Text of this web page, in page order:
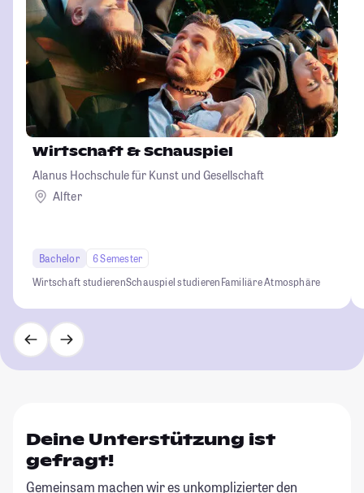
Wirtschaft & Schauspiel
Alanus Hochschule für Kunst und Gesellschaft
Alfter
Bachelor
6 Semester
Wirtschaft studierenSchauspiel studierenFamiliäre Atmosphäre
Deine Unterstützung ist
gefragt!
Gemeinsam machen wir es unkomplizierter den